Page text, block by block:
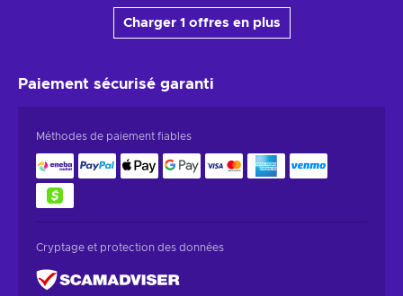
Charger 1 offres en plus
Paiement sécurisé garanti
Méthodes de paiement fiables
Cryptage et protection des données